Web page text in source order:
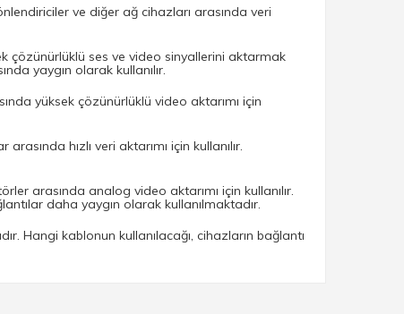
ve diğer ağ cihazları arasında veri
çözünürlüklü ses ve video sinyallerini aktarmak
yaygın olarak kullanılır.
yüksek çözünürlüklü video aktarımı için
hızlı veri aktarımı için kullanılır.
arasında analog video aktarımı için kullanılır.
daha yaygın olarak kullanılmaktadır.
Hangi kablonun kullanılacağı, cihazların bağlantı